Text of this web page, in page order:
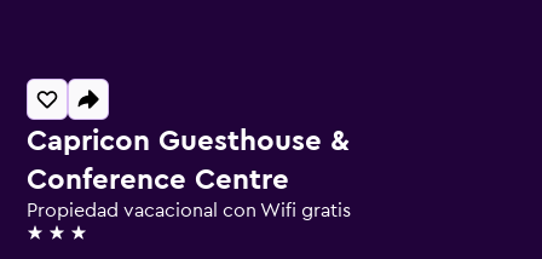
Capricon Guesthouse &
Conference Centre
Propiedad vacacional con Wifi gratis
3 estrellas